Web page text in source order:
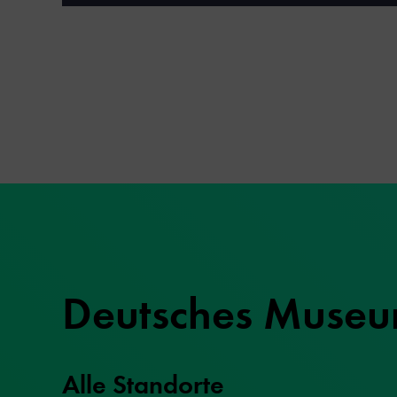
Deutsches
Alle Standorte